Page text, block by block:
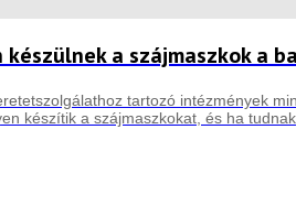
készülnek a szájmaszkok a
tartozó intézmények
készítik a szájmaszkokat, és ha